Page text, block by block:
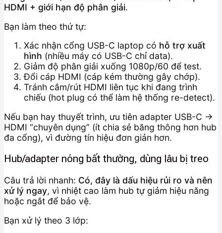
HDMI + giới hạn độ phân giải.
Bạn làm theo thứ tự:
Xác nhận cổng USB-C laptop có hỗ trợ xuất
hình (nhiều máy có USB-C chỉ data).
Giảm độ phân giải xuống 1080p/60 để test.
Đổi cáp HDMI (cáp kém thường gây chớp).
Tránh cắm/rút HDMI liên tục khi đang trình
chiếu (hot plug có thể làm hệ thống re-detect).
Nếu bạn hay thuyết trình, ưu tiên adapter USB-C →
HDMI “chuyên dụng” (ít chia sẻ băng thông hơn hub
đa cổng), vì đường tín hiệu đơn giản hơn.
Hub/adapter nóng bất thường, dùng lâu bị treo
Câu trả lời nhanh: Có, đây là dấu hiệu rủi ro và nên
xử lý ngay, vì nhiệt cao làm hub tự giảm hiệu năng
hoặc ngắt để bảo vệ.
Bạn xử lý theo 3 lớp: